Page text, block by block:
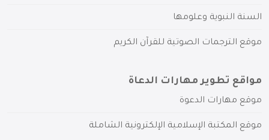
السنة النبوية وعلومها
موقع الترجمات الصوتية للقرآن الكريم
مواقع تطوير مهارات الدعاة
موقع مهارات الدعوة
موقع المكتبة الإسلامية الإلكترونية الشاملة